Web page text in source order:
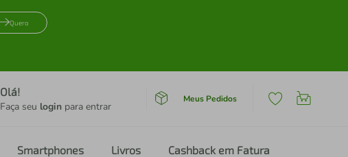
Quero
Olá!
Faça seu login para entrar
Meus Pedidos
Smartphones Livros Cashback em Fatura